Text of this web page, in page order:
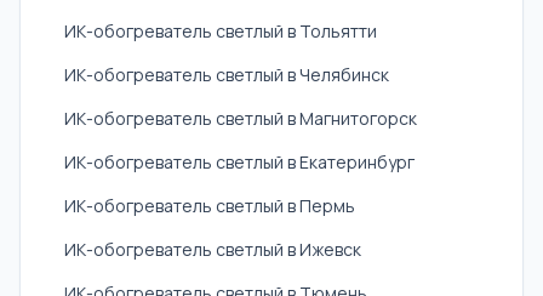
ИК-обогреватель светлый в Тольятти
ИК-обогреватель светлый в Челябинск
ИК-обогреватель светлый в Магнитогорск
ИК-обогреватель светлый в Екатеринбург
ИК-обогреватель светлый в Пермь
ИК-обогреватель светлый в Ижевск